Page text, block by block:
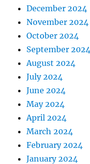
December 2024
November 2024
October 2024
September 2024
August 2024
July 2024
June 2024
May 2024
April 2024
March 2024
February 2024
January 2024